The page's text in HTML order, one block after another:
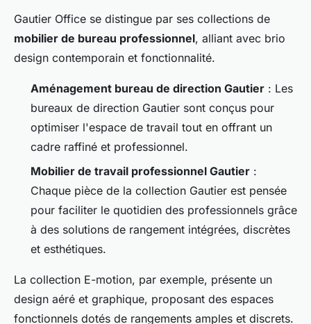
Gautier Office se distingue par ses collections de
mobilier de bureau professionnel, alliant avec brio
design contemporain et fonctionnalité.
Aménagement bureau de direction Gautier : Les
bureaux de direction Gautier sont conçus pour
optimiser l'espace de travail tout en offrant un
cadre raffiné et professionnel.
Mobilier de travail professionnel Gautier :
Chaque pièce de la collection Gautier est pensée
pour faciliter le quotidien des professionnels grâce
à des solutions de rangement intégrées, discrètes
et esthétiques.
La collection E-motion, par exemple, présente un
design aéré et graphique, proposant des espaces
fonctionnels dotés de rangements amples et discrets.